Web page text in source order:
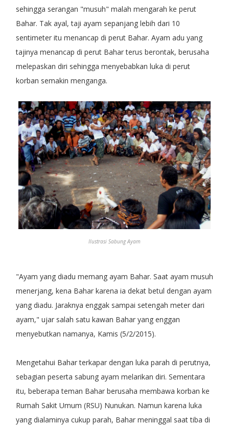
sehingga serangan "musuh" malah mengarah ke perut
Bahar. Tak ayal, taji ayam sepanjang lebih dari 10
sentimeter itu menancap di perut Bahar. Ayam adu yang
tajinya menancap di perut Bahar terus berontak, berusaha
melepaskan diri sehingga menyebabkan luka di perut
korban semakin menganga.
Ilustrasi Sabung Ayam
"Ayam yang diadu memang ayam Bahar. Saat ayam musuh
menerjang, kena Bahar karena ia dekat betul dengan ayam
yang diadu. Jaraknya enggak sampai setengah meter dari
ayam," ujar salah satu kawan Bahar yang enggan
menyebutkan namanya, Kamis (5/2/2015).
Mengetahui Bahar terkapar dengan luka parah di perutnya,
sebagian peserta sabung ayam melarikan diri. Sementara
itu, beberapa teman Bahar berusaha membawa korban ke
Rumah Sakit Umum (RSU) Nunukan. Namun karena luka
yang dialaminya cukup parah, Bahar meninggal saat tiba di